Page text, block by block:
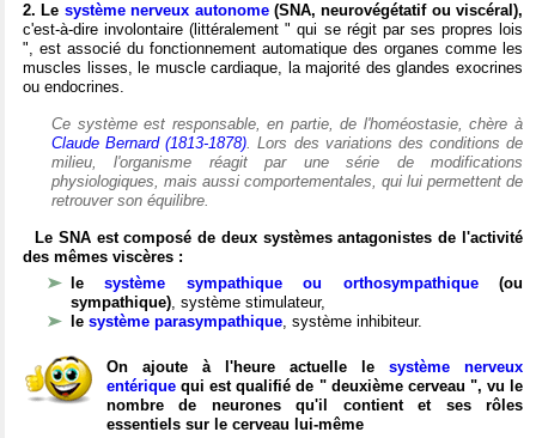
2. Le système nerveux autonome(SNA, neurovégétatif ou viscéral),
c'est-à-dire involontaire (littéralement " qui se régit par ses propres lois
", est associé du fonctionnement automatique des organes comme les
muscles lisses, le muscle cardiaque, la majorité des glandes exocrines
ou endocrines.
Ce système est responsable, en partie, de l'homéostasie, chère à
Claude Bernard (1813-1878). Lors des variations des conditions de
milieu, l'organisme réagit par une série de modifications
physiologiques, mais aussi comportementales, qui lui permettent de
retrouver son équilibre.
Le SNA est composé de deux systèmes antagonistes de l'activité
des mêmes viscères :
lesystème sympathique ou orthosympathique(ou
sympathique), système stimulateur,
le système parasympathique, système inhibiteur.
On ajoute à l'heure actuelle le système nerveux
entérique qui est qualifié de " deuxième cerveau ", vu le
nombre de neurones qu'il contient et ses rôles
essentiels sur le cerveau lui-même